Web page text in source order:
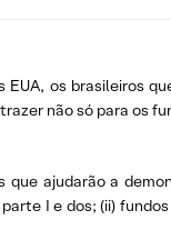
os brasileiros
não só para os
ajudarão a
I e dos; (ii) fundos